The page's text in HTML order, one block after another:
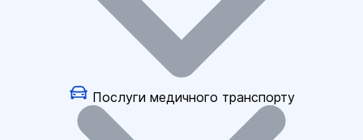
Послуги медичного транспорту